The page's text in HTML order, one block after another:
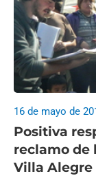
Positiva
reclamo de
Villa Alegre
16 de mayo de